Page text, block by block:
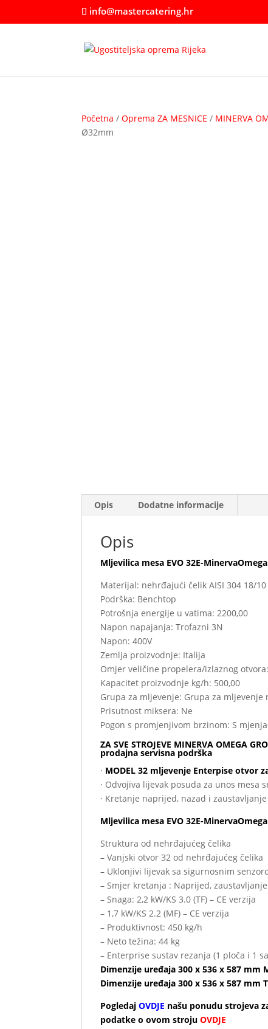
info@mastercatering.hr
Početna /Oprema ZA MESNICE / MINERVA
Ø32mm
Opis Dodatne informacije
Opis
Mljevilica mesa EVO 32E-
Materijal: nehrđajući čelik AISI 304 18/10
Podrška: Benchtop
Potrošnja energije u vatima: 2200,00
Napon napajanja: Trofazni 3N
Napon: 400V
Zemlja proizvodnje: Italija
Omjer veličine propelera/izlaznog
Kapacitet proizvodnje kg/h: 500,00
Grupa za mljevenje: Grupa za
Prisutnost miksera: Ne
Pogon s promjenjivom brzinom: S
ZA SVE STROJEVE MINERVA OMEGA
prodajna servisna podrška
· MODEL 32 mljevenje Enterpise otvor
· Odvojiva lijevak posuda za unos mesa
· Kretanje naprijed, nazad i zaustavljanje
Mljevilica mesa EVO 32E-
Struktura od nehrđajućeg čelika
– Vanjski otvor 32 od nehrđajućeg čelika
– Uklonjivi lijevak sa sigurnosnim
– Smjer kretanja : Naprijed,
– Snaga: 2,2 kW/KS 3.0 (TF) – CE verzija
– 1,7 kW/KS 2.2 (MF) – CE verzija
– Produktivnost: 450 kg/h
– Neto težina: 44 kg
– Enterprise sustav rezanja (1 ploča i 1
Dimenzije uređaja 300 x 536 x 587 mm
Dimenzije uređaja 300 x 536 x 587 mm
PogledajOVDJE našu ponudu strojeva
podatke o ovom strojuOVDJE